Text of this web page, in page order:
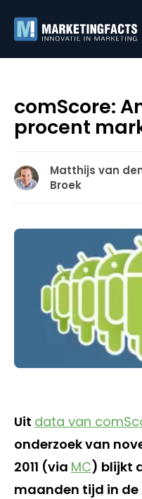
comScore:
procent
Matthijs van
Broek
Uit data van
onderzoek van
2011 (via MC) blijkt
maanden tijd in